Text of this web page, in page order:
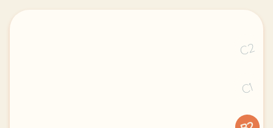
C2
C1